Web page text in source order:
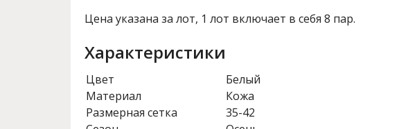
Цена указана за лот, 1 лот включает в себя 8 пар.
Характеристики
Цвет
Белый
Материал
Кожа
Размерная сетка
35-42